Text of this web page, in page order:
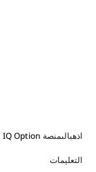
اذهبالىمنصة IQ Option
التعليمات